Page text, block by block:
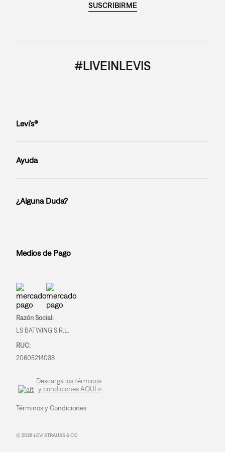
SUSCRIBIRME
#LIVEINLEVIS
Levi’s®
Ayuda
¿Alguna Duda?
Medios de Pago
Razón Social:
LS BATWING S.R.L.
RUC:
20605214038
Descarga los términos
y condiciones AQUÍ »
Términos y Condiciones
© 2026 LEVI STRAUSS & CO